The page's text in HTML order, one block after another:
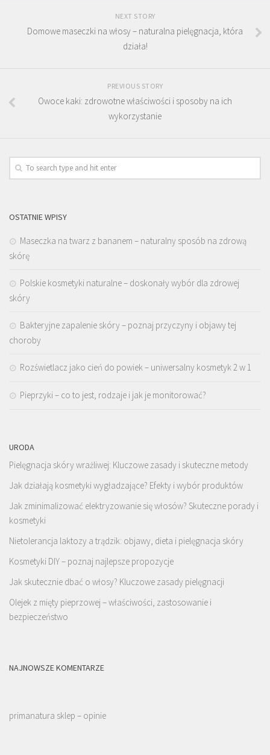
NEXT STORY
Domowe maseczki na włosy – naturalna pielęgnacja, która
działa!
PREVIOUS STORY
Owoce kaki: zdrowotne właściwości i sposoby na ich
wykorzystanie
OSTATNIE WPISY
Maseczka na twarz z bananem – naturalny sposób na zdrową
skórę
Polskie kosmetyki naturalne – doskonały wybór dla zdrowej
skóry
Bakteryjne zapalenie skóry – poznaj przyczyny i objawy tej
choroby
Rozświetlacz jako cień do powiek – uniwersalny kosmetyk 2 w 1
Pieprzyki – co to jest, rodzaje i jak je monitorować?
URODA
Pielęgnacja skóry wrażliwej: Kluczowe zasady i skuteczne metody
Jak działają kosmetyki wygładzające? Efekty i wybór produktów
Jak zminimalizować elektryzowanie się włosów? Skuteczne porady i
kosmetyki
Nietolerancja laktozy a trądzik: objawy, dieta i pielęgnacja skóry
Kosmetyki DIY – poznaj najlepsze propozycje
Jak skutecznie dbać o włosy? Kluczowe zasady pielęgnacji
Olejek z mięty pieprzowej – właściwości, zastosowanie i
bezpieczeństwo
NAJNOWSZE KOMENTARZE
primanatura sklep – opinie